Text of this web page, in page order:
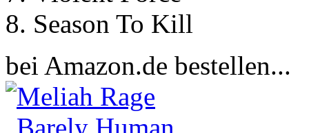
Season To Kill
bei Amazon.de bestellen...
Meliah Rage